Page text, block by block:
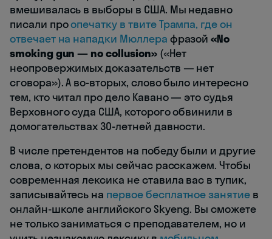
вмешивалась в выборы в США. Мы недавно
писали проопечатку в твите Трампа, где он
отвечает на нападки Мюллера фразой«No
smoking gun — no collusion»(«Нет
неопровержимых доказательств — нет
сговора»). А во-вторых, слово было интересно
тем, кто читал про дело Кавано — это судья
Верховного суда США, которого обвинили в
домогательствах 30-летней давности.
В числе претендентов на победу были и другие
слова, о которых мы сейчас расскажем. Чтобы
современная лексика не ставила вас в тупик,
записывайтесь на первое бесплатное занятиев
онлайн-школе английского Skyeng. Вы сможете
не только заниматься с преподавателем, но и